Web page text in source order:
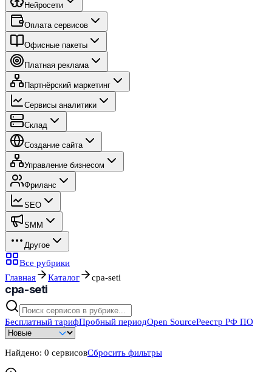
Нейросети
Оплата сервисов
Офисные пакеты
Платная реклама
Партнёрский маркетинг
Сервисы аналитики
Склад
Создание сайта
Управление бизнесом
Фриланс
SEO
SMM
Другое
Все рубрики
Главная
Каталог cpa-seti
cpa-seti
Бесплатный тарифПробный периодOpen SourceРеестр РФ ПО
Найдено: 0 сервисовСбросить фильтры